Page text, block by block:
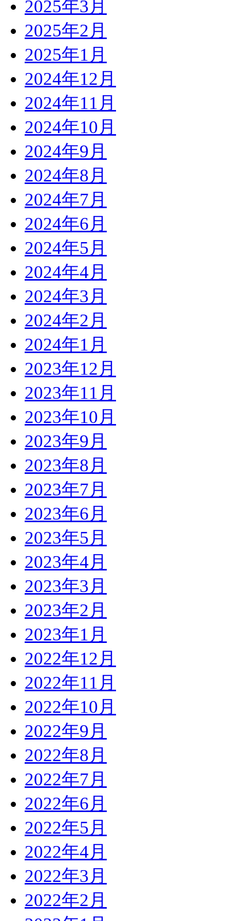
2025年3月
2025年2月
2025年1月
2024年12月
2024年11月
2024年10月
2024年9月
2024年8月
2024年7月
2024年6月
2024年5月
2024年4月
2024年3月
2024年2月
2024年1月
2023年12月
2023年11月
2023年10月
2023年9月
2023年8月
2023年7月
2023年6月
2023年5月
2023年4月
2023年3月
2023年2月
2023年1月
2022年12月
2022年11月
2022年10月
2022年9月
2022年8月
2022年7月
2022年6月
2022年5月
2022年4月
2022年3月
2022年2月